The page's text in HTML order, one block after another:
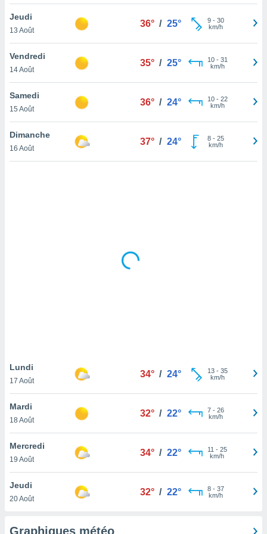
votre
à
en
le
notre
que
et que
Jeudi
13 Août
36° / 25° 9- 30
km/h
Vendredi
14 Août
35° / 25° 10- 31
km/h
Samedi
15 Août
36° / 24° 10- 22
km/h
Dimanche
16 Août
37° / 24° 8- 25
km/h
Lundi
17 Août
34° / 24° 13- 35
km/h
Mardi
18 Août
32° / 22° 7- 26
km/h
Mercredi
19 Août
34° / 22° 11 - 25
km/h
Jeudi
20 Août
32° / 22° 8- 37
km/h
Graphiques météo